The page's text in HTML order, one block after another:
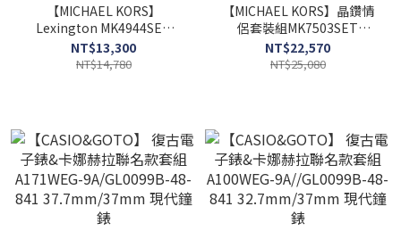
【MICHAEL KORS】
Lexington MK4944SET
19mm 現代鐘錶
NT$13,300
NT$14,780
【MICHAEL KORS】晶鑽情
侶套裝組MK7503SET
41mm/35mm 現代鐘錶
NT$22,570
NT$25,080